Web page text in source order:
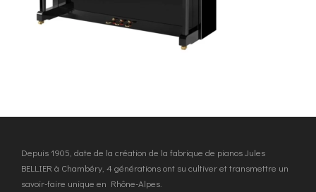
Depuis 1905, date de la création de la fabrique de pianos Jules
BELLIER à Chambéry, 4 générations ont su cultiver et transmettre un
savoir-faire unique en Rhône-Alpes.